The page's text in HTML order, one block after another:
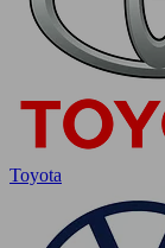
Toyota